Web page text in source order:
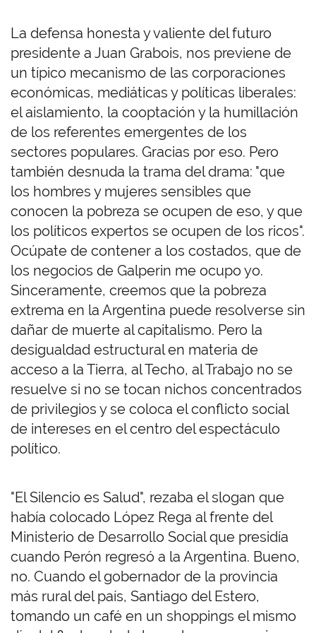
La defensa honesta y valiente del futuro
presidente a Juan Grabois, nos previene de
un típico mecanismo de las corporaciones
económicas, mediáticas y políticas liberales:
el aislamiento, la cooptación y la humillación
de los referentes emergentes de los
sectores populares. Gracias por eso. Pero
también desnuda la trama del drama: "que
los hombres y mujeres sensibles que
conocen la pobreza se ocupen de eso, y que
los políticos expertos se ocupen de los ricos".
Ocúpate de contener a los costados, que de
los negocios de Galperin me ocupo yo.
Sinceramente, creemos que la pobreza
extrema en la Argentina puede resolverse sin
dañar de muerte al capitalismo. Pero la
desigualdad estructural en materia de
acceso a la Tierra, al Techo, al Trabajo no se
resuelve si no se tocan nichos concentrados
de privilegios y se coloca el conflicto social
de intereses en el centro del espectáculo
político.
"El Silencio es Salud", rezaba el slogan que
había colocado López Rega al frente del
Ministerio de Desarrollo Social que presidía
cuando Perón regresó a la Argentina. Bueno,
no. Cuando el gobernador de la provincia
más rural del país, Santiago del Estero,
tomando un café en un shoppings el mismo